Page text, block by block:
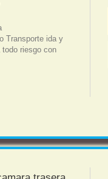
Transporte ida y
riesgo con